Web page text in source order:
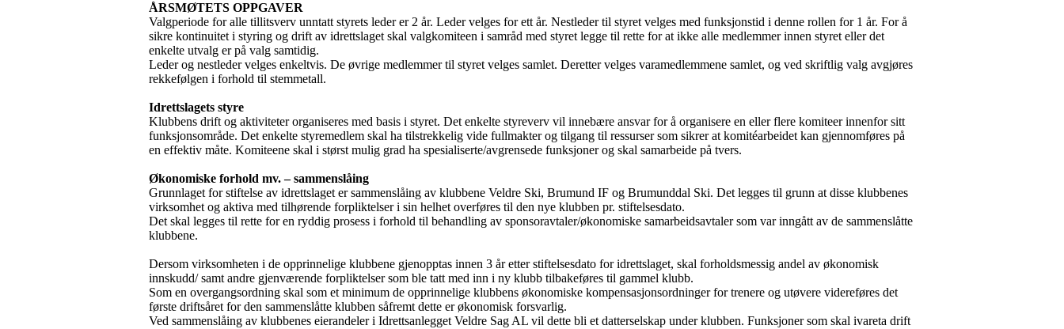
ÅRSMØTETS OPPGAVER
Valgperiode for alle tillitsverv unntatt styrets leder er 2 år. Leder velges for ett år. Nestleder til styret velges med funksjonstid i denne rollen for 1 år. For å
sikre kontinuitet i styring og drift av idrettslaget skal valgkomiteen i samråd med styret legge til rette for at ikke alle medlemmer innen styret eller det
enkelte utvalg er på valg samtidig.
Leder og nestleder velges enkeltvis. De øvrige medlemmer til styret velges samlet. Deretter velges varamedlemmene samlet, og ved skriftlig valg avgjøres
rekkefølgen i forhold til stemmetall.
Idrettslagets styre
Klubbens drift og aktiviteter organiseres med basis i styret. Det enkelte styreverv vil innebære ansvar for å organisere en eller flere komiteer innenfor sitt
funksjonsområde. Det enkelte styremedlem skal ha tilstrekkelig vide fullmakter og tilgang til ressurser som sikrer at komitéarbeidet kan gjennomføres på
en effektiv måte. Komiteene skal i størst mulig grad ha spesialiserte/avgrensede funksjoner og skal samarbeide på tvers.
Økonomiske forhold mv. – sammenslåing
Grunnlaget for stiftelse av idrettslaget er sammenslåing av klubbene Veldre Ski, Brumund IF og Brumunddal Ski. Det legges til grunn at disse klubbenes
virksomhet og aktiva med tilhørende forpliktelser i sin helhet overføres til den nye klubben pr. stiftelsesdato.
Det skal legges til rette for en ryddig prosess i forhold til behandling av sponsoravtaler/økonomiske samarbeidsavtaler som var inngått av de sammenslåtte
klubbene.
Dersom virksomheten i de opprinnelige klubbene gjenopptas innen 3 år etter stiftelsesdato for idrettslaget, skal forholdsmessig andel av økonomisk
innskudd/ samt andre gjenværende forpliktelser som ble tatt med inn i ny klubb tilbakeføres til gammel klubb.
Som en overgangsordning skal som et minimum de opprinnelige klubbens økonomiske kompensasjonsordninger for trenere og utøvere videreføres det
første driftsåret for den sammenslåtte klubben såfremt dette er økonomisk forsvarlig.
Ved sammenslåing av klubbenes eierandeler i Idrettsanlegget Veldre Sag AL vil dette bli et datterselskap under klubben. Funksjoner som skal ivareta drift